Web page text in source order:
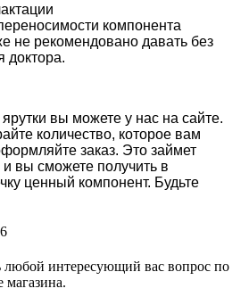
компонента
не рекомендовано давать без
доктора.
ярутки вы можете у нас на сайте.
количество, которое вам
заказ. Это займет
и вы сможете получить в
ценный компонент. Будьте
любой интересующий вас вопрос по
магазина.